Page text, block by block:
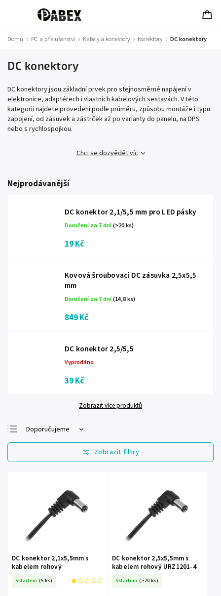
Domů / PC a příslušenství / Kabely a konektory / Konektory / DC konektory
DC konektory
DC konektory jsou základní prvek pro stejnosměrné napájení v
elektronice, adaptérech i vlastních kabelových sestavách. V této
kategorii najdete provedení podle průměru, způsobu montáže i typu
zapojení, od zásuvek a zástrček až po varianty do panelu, na DPS
nebo s rychlospojkou.
Chci se dozvědět víc
Nejprodávanější
DC konektor 2,1/5,5 mm pro LED pásky
Doručení za 7 dní(>20 ks)
19 Kč
Kovová šroubovací DC zásuvka 2,5x5,5
mm
Doručení za 7 dní(14,8 ks)
849 Kč
DC konektor 2,5/5,5
Vyprodáno
39 Kč
Zobrazit více produktů
Doporučujeme
Nejlevnější
Nejdražší
DC konektor 2,1x5,5mm s
kabelem rohový
Skladem (5 ks)
DC konektor 2,5x5,5mm s
kabelem rohový URZ1201-4
Skladem (>20 ks)